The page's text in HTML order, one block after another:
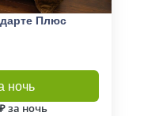
Плюс
ночь
за ночь